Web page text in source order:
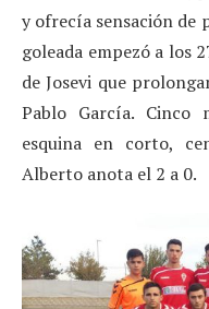
y ofrecía sensación de
goleada empezó a los
de Josevi que
Pablo García. Cinco
esquina en corto,
Alberto anota el 2 a 0.